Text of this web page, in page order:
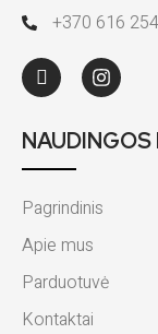
+370 616
Pagrindinis
Apie mus
Parduotuvė
Kontaktai